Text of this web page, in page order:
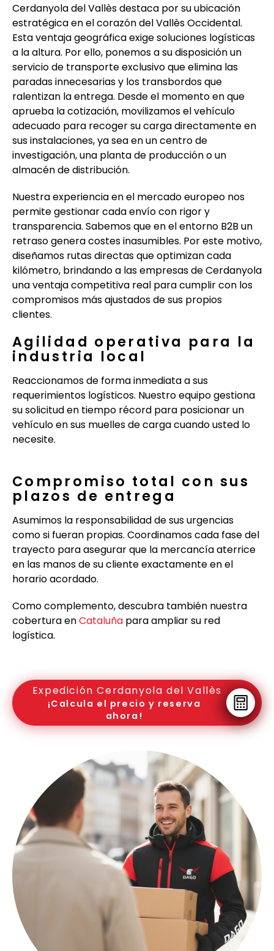
Cerdanyola del Vallès destaca por su ubicación
estratégica en el corazón del Vallès Occidental.
Esta ventaja geográfica exige soluciones logísticas
a la altura. Por ello, ponemos a su disposición un
servicio de transporte exclusivo que elimina las
paradas innecesarias y los transbordos que
ralentizan la entrega. Desde el momento en que
aprueba la cotización, movilizamos el vehículo
adecuado para recoger su carga directamente en
sus instalaciones, ya sea en un centro de
investigación, una planta de producción o un
almacén de distribución.
Nuestra experiencia en el mercado europeo nos
permite gestionar cada envío con rigor y
transparencia. Sabemos que en el entorno B2B un
retraso genera costes inasumibles. Por este motivo,
diseñamos rutas directas que optimizan cada
kilómetro, brindando a las empresas de Cerdanyola
una ventaja competitiva real para cumplir con los
compromisos más ajustados de sus propios
clientes.
Agilidad operativa para la
industria local
Reaccionamos de forma inmediata a sus
requerimientos logísticos. Nuestro equipo gestiona
su solicitud en tiempo récord para posicionar un
vehículo en sus muelles de carga cuando usted lo
necesite.
Compromiso total con sus
plazos de entrega
Asumimos la responsabilidad de sus urgencias
como si fueran propias. Coordinamos cada fase del
trayecto para asegurar que la mercancía aterrice
en las manos de su cliente exactamente en el
horario acordado.
Como complemento, descubra también nuestra
cobertura enCataluña para ampliar su red
logística.
Expedición Cerdanyola del Vallès
¡Calcula el precio y reserva
ahora!